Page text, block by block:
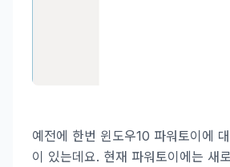
예전에 한번 윈도우10 파워토이에
이 있는데요. 현재 파워토이에는 새